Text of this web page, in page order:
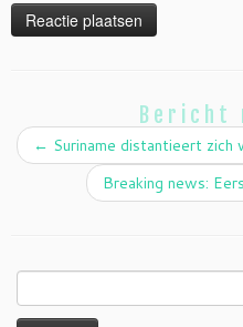
Bericht
← Suriname distantieert zich
Breaking news:
naar: